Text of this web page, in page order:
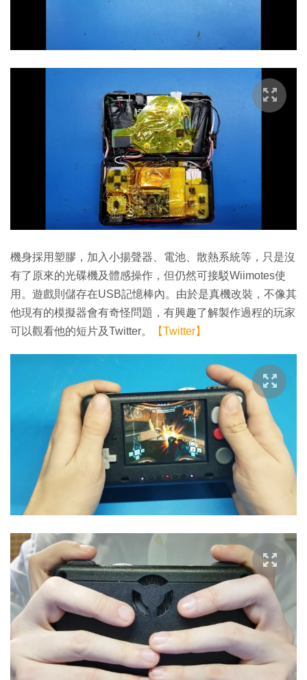
機身採用塑膠，加入小揚聲器、電池、散熱系統等，只是沒
有了原來的光碟機及體感操作，但仍然可接駁Wiimotes使
用。遊戲則儲存在USB記憶棒內。由於是真機改裝，不像其
他現有的模擬器會有奇怪問題，有興趣了解製作過程的玩家
可以觀看他的短片及Twitter。
【Twitter】